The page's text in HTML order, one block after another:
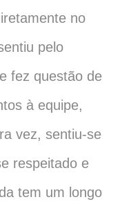
no
pelo
fez questão de
à equipe,
vez, sentiu-se
respeitado e
tem um longo